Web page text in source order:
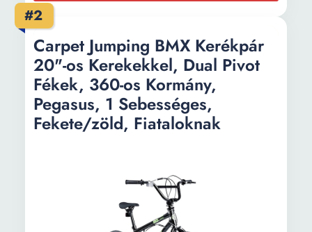
Maximális
támogatott
súly:
Váz mérete:
20 inch
Súly:
14.7 kg
#2
Carpet Jumping BMX Kerékpár
20"-os Kerekekkel, Dual Pivot
Fékek, 360-os Kormány,
Pegasus, 1 Sebességes,
Fekete/zöld, Fiataloknak